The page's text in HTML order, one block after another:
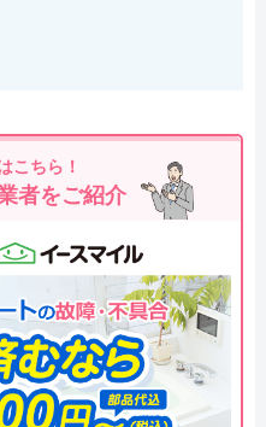
こちら！
者をご紹介